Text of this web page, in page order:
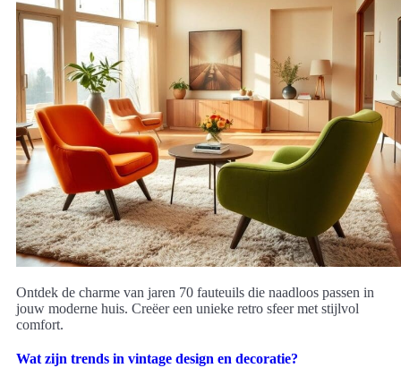
Ontdek de charme van jaren 70 fauteuils die naadloos passen in
jouw moderne huis. Creëer een unieke retro sfeer met stijlvol
comfort.
Wat zijn trends in vintage design en decoratie?